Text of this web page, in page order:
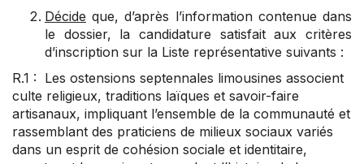
Décide que, d’après l’information contenue dans
le dossier, la candidature satisfait aux critères
d’inscription sur la Liste représentative suivants :
R.1 : Les ostensions septennales limousines associent
culte religieux, traditions laïques et savoir-faire
artisanaux, impliquant l’ensemble de la communauté et
rassemblant des praticiens de milieux sociaux variés
dans un esprit de cohésion sociale et identitaire,